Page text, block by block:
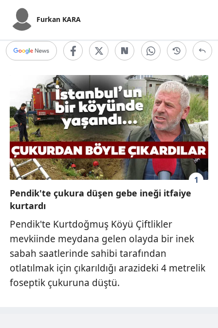
Furkan KARA
1
Pendik'te çukura düşen gebe ineği itfaiye
kurtardı
Pendik'te Kurtdoğmuş Köyü Çiftlikler
mevkiinde meydana gelen olayda bir inek
sabah saatlerinde sahibi tarafından
otlatılmak için çıkarıldığı arazideki 4 metrelik
foseptik çukuruna düştü.